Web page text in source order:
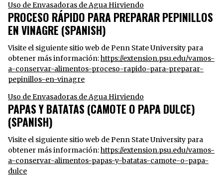
Uso de Envasadoras de Agua Hirviendo
PROCESO RÁPIDO PARA PREPARAR PEPINILLOS
EN VINAGRE (SPANISH)
Visite el siguiente sitio web de Penn State University para
obtener más información:https://extension.psu.edu/vamos-
a-conservar-alimentos-proceso-rapido-para-preparar-
pepinillos-en-vinagre
Uso de Envasadoras de Agua Hirviendo
PAPAS Y BATATAS (CAMOTE O PAPA DULCE)
(SPANISH)
Visite el siguiente sitio web de Penn State University para
obtener más información:https://extension.psu.edu/vamos-
a-conservar-alimentos-papas-y-batatas-camote-o-papa-
dulce